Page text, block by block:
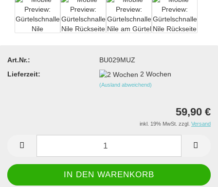
Art.Nr.:
BU029MUZ
Lieferzeit:
2 Wochen
(Ausland abweichend)
59,90 €
inkl. 19% MwSt. zzgl. Versand